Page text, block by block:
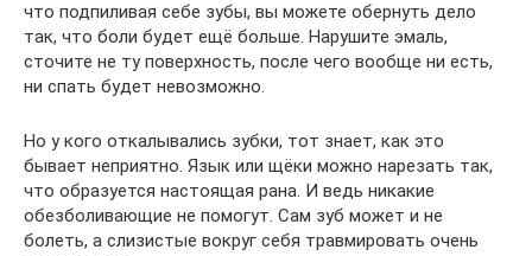
что подпиливая себе зубы, вы можете обернуть дело
так, что боли будет ещё больше. Нарушите эмаль,
сточите не ту поверхность, после чего вообще ни есть,
ни спать будет невозможно.
Но у кого откалывались зубки, тот знает, как это
бывает неприятно. Язык или щёки можно нарезать так,
что образуется настоящая рана. И ведь никакие
обезболивающие не помогут. Сам зуб может и не
болеть, а слизистые вокруг себя травмировать очень